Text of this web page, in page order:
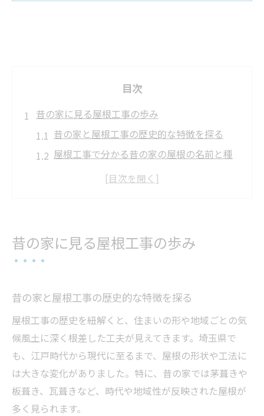
目次
昔の家に見る屋根工事の歩み
昔の家と屋根工事の歴史的な特徴を探る
屋根工事で分かる昔の家の屋根の名前と種
屋根工事の歴史が伝える住まいの進化の流
江戸時代の屋根工事に見る屋根の種類の広
がり
屋根工事からわかる江戸時代の板葺き屋根
事情
屋根工事の観点で見る江戸時代の屋根材の
変化
昔の家に見る屋根工事の歩み
昔の家と屋根工事の歴史的な特徴を探る
屋根工事の歴史を紐解くと、住まいの形や地域ごとの気
候風土に深く根差した工夫が見えてきます。埼玉県で
も、江戸時代から現代に至るまで、屋根の形状や工法に
は大きな変化がありました。特に、昔の家では茅葺きや
板葺き、瓦葺きなど、時代や地域性が反映された屋根が
多く見られます。